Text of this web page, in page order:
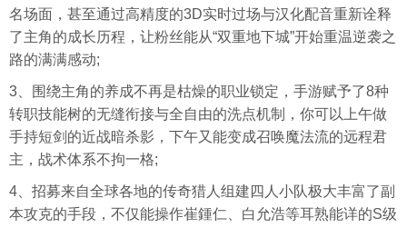
名场面，甚至通过高精度的3D实时过场与汉化配音重新诠释
了主角的成长历程，让粉丝能从“双重地下城”开始重温逆袭之
路的满满感动;
3、围绕主角的养成不再是枯燥的职业锁定，手游赋予了8种
转职技能树的无缝衔接与全自由的洗点机制，你可以上午做
手持短剑的近战暗杀影，下午又能变成召唤魔法流的远程君
主，战术体系不拘一格;
4、招募来自全球各地的传奇猎人组建四人小队极大丰富了副
本攻克的手段，不仅能操作崔鍾仁、白允浩等耳熟能详的S级